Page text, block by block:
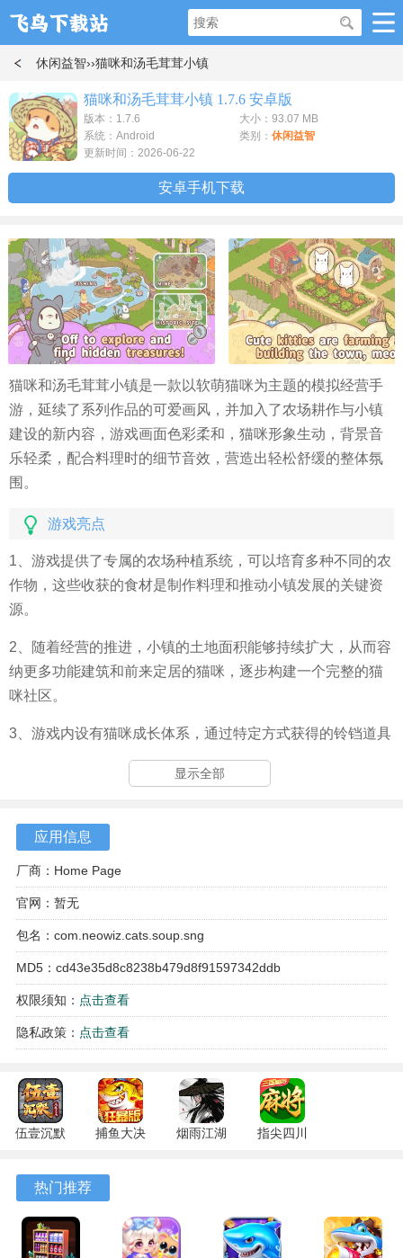
休闲益智››猫咪和汤毛茸茸小镇
猫咪和汤毛茸茸小镇 1.7.6 安卓版
版本：1.7.6
大小：93.07 MB
系统：Android
类别： 休闲益智
更新时间：2026-06-22
安卓手机下载
猫咪和汤毛茸茸小镇是一款以软萌猫咪为主题的模拟经营手
游，延续了系列作品的可爱画风，并加入了农场耕作与小镇
建设的新内容，游戏画面色彩柔和，猫咪形象生动，背景音
乐轻柔，配合料理时的细节音效，营造出轻松舒缓的整体氛
围。
游戏亮点
1、游戏提供了专属的农场种植系统，可以培育多种不同的农
作物，这些收获的食材是制作料理和推动小镇发展的关键资
源。
2、随着经营的推进，小镇的土地面积能够持续扩大，从而容
纳更多功能建筑和前来定居的猫咪，逐步构建一个完整的猫
咪社区。
3、游戏内设有猫咪成长体系，通过特定方式获得的铃铛道具
可用于提升猫咪的等级，增强其在工作中的表现。
游戏特色
1、游戏的整体氛围轻松，没有时间限制或高强度操作要求，
2、小镇的空间布局完全由玩家自主决定，建筑与装饰物的摆
3、超过一百种装饰物品可供选择，从小型摆件到大型景观组
显示全部
应用信息
厂商：Home Page
官网：暂无
包名：com.neowiz.cats.soup.sng
MD5：cd43e35d8c8238b479d8f91597342ddb
权限须知： 点击查看
隐私政策： 点击查看
伍壹沉默
安卓版
捕鱼大决
122.7.291
烟雨江湖
指尖四川
热门推荐